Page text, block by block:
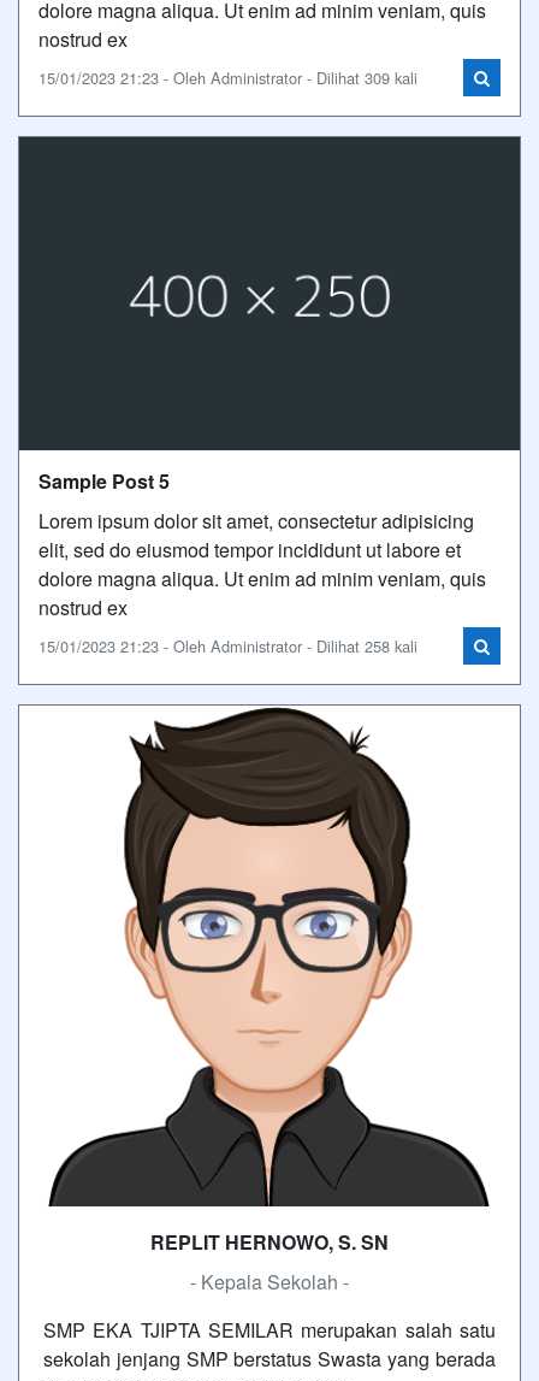
dolore magna aliqua. Ut enim ad minim veniam, quis
nostrud ex
15/01/2023 21:23 - Oleh Administrator - Dilihat 309 kali
Sample Post 5
Lorem ipsum dolor sit amet, consectetur adipisicing
elit, sed do eiusmod tempor incididunt ut labore et
dolore magna aliqua. Ut enim ad minim veniam, quis
nostrud ex
15/01/2023 21:23 - Oleh Administrator - Dilihat 258 kali
REPLIT HERNOWO, S. SN
- Kepala Sekolah -
SMP EKA TJIPTA SEMILAR merupakan salah satu
sekolah jenjang SMP berstatus Swasta yang berada